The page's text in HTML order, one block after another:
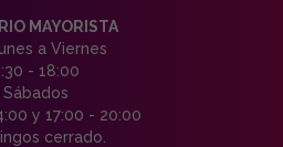
MAYORISTA
a Viernes
- 18:00
Sábados
y 17:00 - 20:00
cerrado.